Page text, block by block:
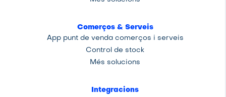
Comerços & Serveis
App punt de venda comerços i serveis
Control de stock
Més solucions
Integracions